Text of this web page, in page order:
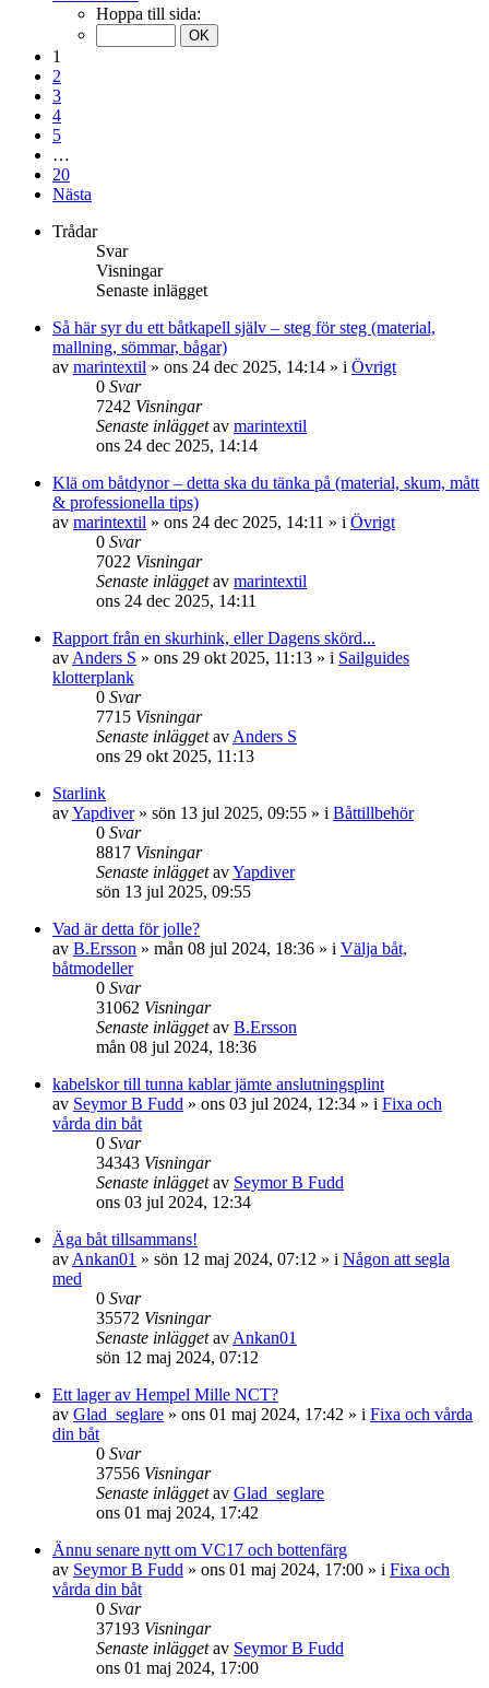
Hoppa till sida:
1
2
3
4
5
…
20
Nästa
Trådar
Svar
Visningar
Senaste inlägget
Så här syr du ett båtkapell själv – steg för steg (material,
mallning, sömmar, bågar)
av marintextil » ons 24 dec 2025, 14:14 » i Övrigt
0 Svar
7242 Visningar
Senaste inläggetav marintextil
ons 24 dec 2025, 14:14
Klä om båtdynor – detta ska du tänka på (material, skum, mått
& professionella tips)
av marintextil » ons 24 dec 2025, 14:11 » i Övrigt
0 Svar
7022 Visningar
Senaste inläggetav marintextil
ons 24 dec 2025, 14:11
Rapport från en skurhink, eller Dagens skörd...
av Anders S » ons 29 okt 2025, 11:13 » i Sailguides
klotterplank
0 Svar
7715 Visningar
Senaste inläggetav Anders S
ons 29 okt 2025, 11:13
Starlink
avYapdiver» sön 13 jul 2025, 09:55 » i Båttillbehör
0 Svar
8817 Visningar
Senaste inläggetavYapdiver
sön 13 jul 2025, 09:55
Vad är detta för jolle?
av B.Ersson » mån 08 jul 2024, 18:36 » i Välja båt,
båtmodeller
0 Svar
31062 Visningar
Senaste inläggetav B.Ersson
mån 08 jul 2024, 18:36
kabelskor till tunna kablar jämte anslutningsplint
av Seymor B Fudd » ons 03 jul 2024, 12:34 » i Fixa och
vårda din båt
0 Svar
34343 Visningar
Senaste inläggetav Seymor B Fudd
ons 03 jul 2024, 12:34
Äga båt tillsammans!
av Ankan01 » sön 12 maj 2024, 07:12 » i Någon att segla
med
0 Svar
35572 Visningar
Senaste inläggetav Ankan01
sön 12 maj 2024, 07:12
Ett lager av Hempel Mille NCT?
av Glad_seglare » ons 01 maj 2024, 17:42 » i Fixa och vårda
din båt
0 Svar
37556 Visningar
Senaste inläggetav Glad_seglare
ons 01 maj 2024, 17:42
Ännu senare nytt om VC17 och bottenfärg
av Seymor B Fudd » ons 01 maj 2024, 17:00 » i Fixa och
vårda din båt
0 Svar
37193 Visningar
Senaste inläggetav Seymor B Fudd
ons 01 maj 2024, 17:00